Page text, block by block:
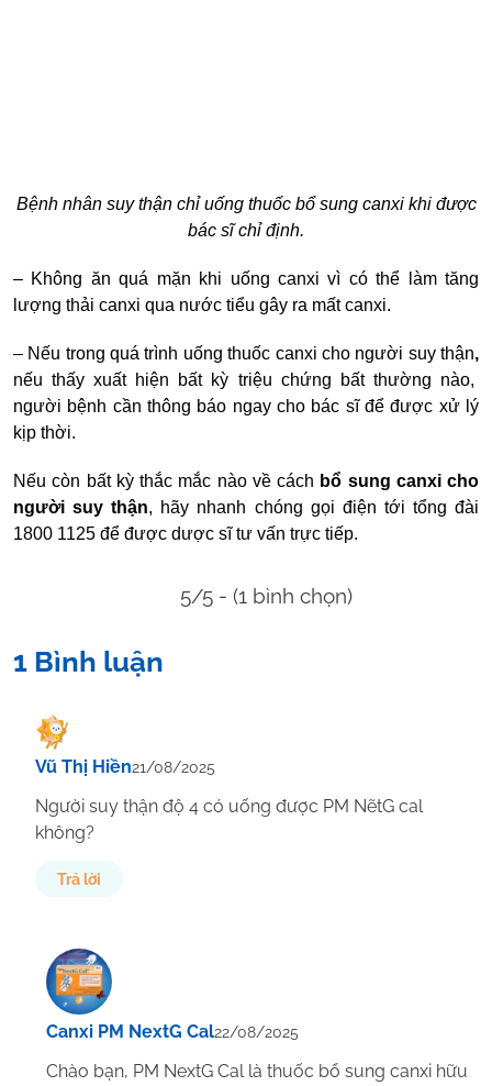
Bệnh nhân suy thận chỉ uống thuốc bổ sung canxi khi được
bác sĩ chỉ định.
– Không ăn quá mặn khi uống canxi vì có thể làm tăng
lượng thải canxi qua nước tiểu gây ra mất canxi.
– Nếu trong quá trình uốngthuốc canxi cho người suy thận,
nếu thấy xuất hiện bất kỳ triệu chứng bất thường nào,
người bệnh cần thông báo ngay cho bác sĩ để được xử lý
kịp thời.
Nếu còn bất kỳ thắc mắc nào về cách bổ sung canxi cho
người suy thận, hãy nhanh chóng gọi điện tới tổng đài
1800 1125 để được dược sĩ tư vấn trực tiếp.
5/5 - (1 bình chọn)
1 Bình luận
Vũ Thị Hiền21/08/2025
Người suy thận độ 4 có uống được PM NẽtG cal
không?
Trả lời
Canxi PM NextG Cal22/08/2025
Chào bạn, PM NextG Cal là thuốc bổ sung canxi hữu